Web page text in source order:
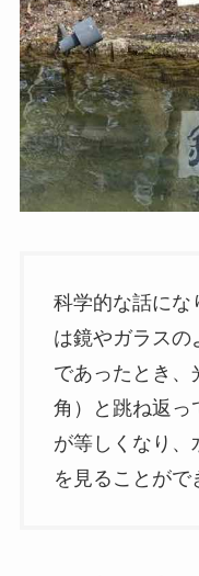
科学的な話にな
は鏡やガラスの
であったとき、
角）と跳ね返っ
が等しくなり、
を見ることがで